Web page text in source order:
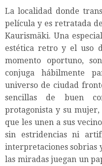
La localidad donde
película y es retratada
Kaurismäki. Una
estética retro y el uso
momento oportuno,
conjuga hábilmente
universo de ciudad
sencillas de buen
protagonista y su mujer,
que les unen a sus
sin estridencias ni
interpretaciones sobrias
las miradas juegan un